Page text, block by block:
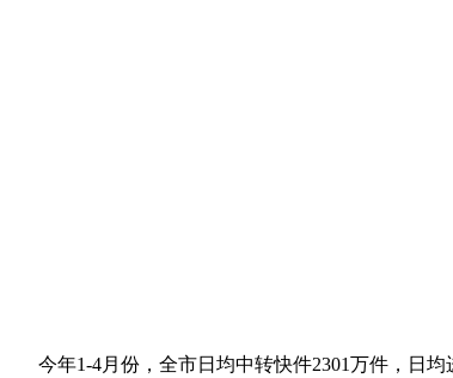
今年1-4月份，全市日均中转快件2301万件，日